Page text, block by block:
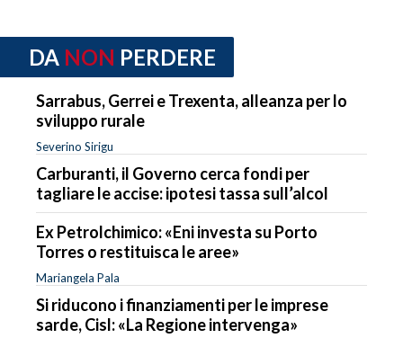
DA NON PERDERE
Sarrabus, Gerrei e Trexenta, alleanza per lo
sviluppo rurale
Severino Sirigu
Carburanti, il Governo cerca fondi per
tagliare le accise: ipotesi tassa sull’alcol
Ex Petrolchimico: «Eni investa su Porto
Torres o restituisca le aree»
Mariangela Pala
Si riducono i finanziamenti per le imprese
sarde, Cisl: «La Regione intervenga»